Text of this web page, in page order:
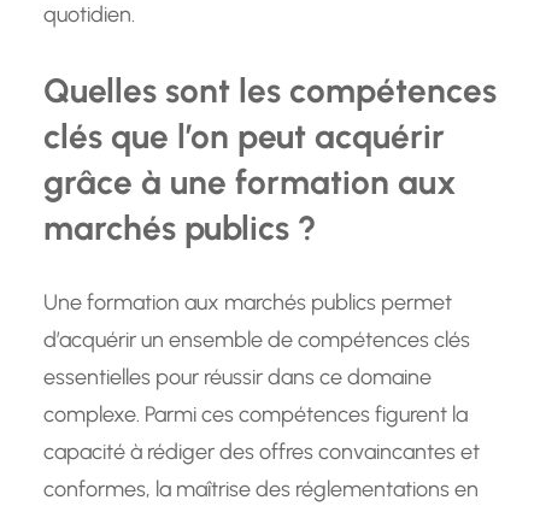
quotidien.
Quelles sont les compétences
clés que l’on peut acquérir
grâce à une formation aux
marchés publics ?
Une formation aux marchés publics permet
d’acquérir un ensemble de compétences clés
essentielles pour réussir dans ce domaine
complexe. Parmi ces compétences figurent la
capacité à rédiger des offres convaincantes et
conformes, la maîtrise des réglementations en